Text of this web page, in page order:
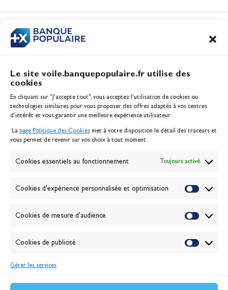
Le site voile.banquepopulaire.fr utilise des
cookies
En cliquant sur "J'accepte tout", vous acceptez l’utilisation de cookies ou
technologies similaires pour vous proposer des offres adaptés à vos centres
d’intérêt et vous garantir une meilleure expérience utilisateur.
La page Politique des Cookies met à votre disposition le détail des traceurs et
vous permet de revenir sur vos choix à tout moment.
Cookies essentiels au fonctionnement Toujours activé
Cookies d'expérience personnalisée et optimisation
Cookies de mesure d'audience
Cookies de publicité
Gérer les services
CONTENUS
Inscription serveur média
Contact
Politique des cookies
Banque de la voile
Passion Voile TV
ABONNEZ-VOUS